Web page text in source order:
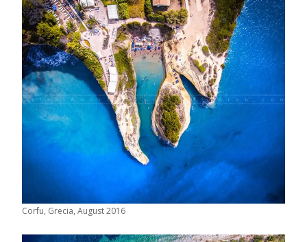
Corfu, Grecia, August 2016